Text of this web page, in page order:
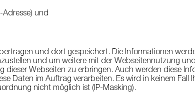
Adresse) und
und dort gespeichert. Die Informationen
und um weitere mit der Webseitennutzung
Webseiten zu erbringen. Auch werden diese
Daten im Auftrag verarbeiten. Es wird in keinem
nicht möglich ist (IP-Masking).